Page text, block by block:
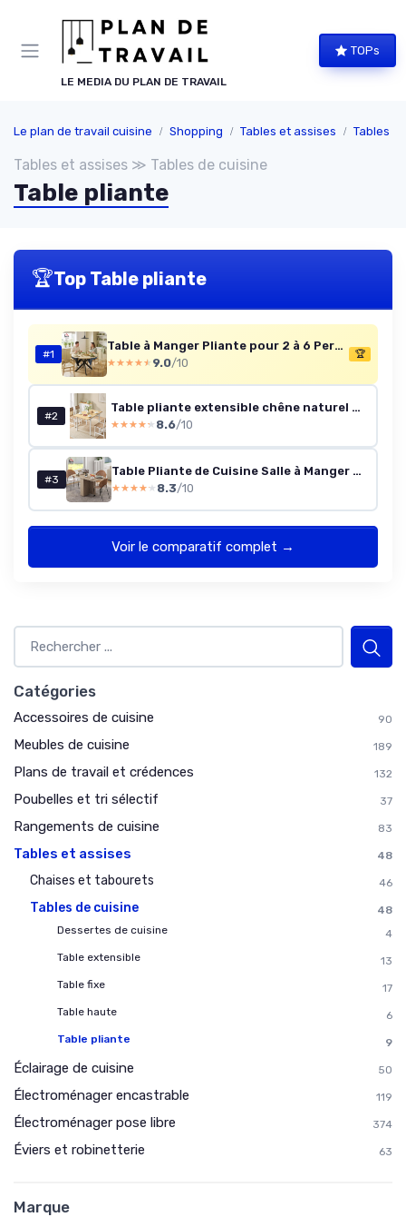
LE MEDIA DU PLAN DE TRAVAIL
TOPs
Le plan de travail cuisine Shopping Tables et assises Tables
Tables et assises ≫ Tables de cuisine
Table pliante
🏆Top Table pliante
#1
Table à Manger Pliante pour 2 à 6 Personnes, Table de Cuisine Ronde avec Plateau Rabattable et Pieds croisés en Acier, pour Petits espaces, Salle à Manger, Ø110 x 76 cm, Bois Naturel
★★★★★
★★★★★ 9.0/10
🏆
#2
Table pliante extensible chêne naturel & blanc — 2–4 personnes
★★★★★
★★★★★ 8.6/10
#3
Table Pliante de Cuisine Salle à Manger Amovible sur roulettes 75L x 140l x 74H cm 2 étagères intégrées en Bois Coloris Naturel
★★★★★
★★★★★ 8.3/10
Voir le comparatif complet →
Catégories
Accessoires de cuisine 90
Meubles de cuisine 189
Plans de travail et crédences 132
Poubelles et tri sélectif 37
Rangements de cuisine 83
Tables et assises 48
Chaises et tabourets 46
Tables de cuisine
48
Dessertes de cuisine
4
Table extensible
13
Table fixe
17
Table haute
6
Table pliante
9
Éclairage de cuisine 50
Électroménager encastrable 119
Électroménager pose libre 374
Éviers et robinetterie 63
Marque